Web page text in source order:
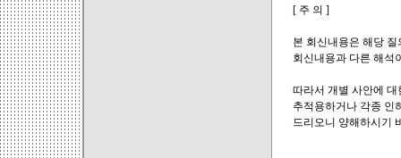
[ 주 의 ]
본 회신내용은 해당
회신내용과 다른 해석
따라서 개별 사안에
추적용하거나 각종 인
드리오니 양해하시기